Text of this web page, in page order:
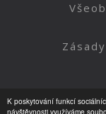
K poskytování funkcí
návštěvnosti využíváme